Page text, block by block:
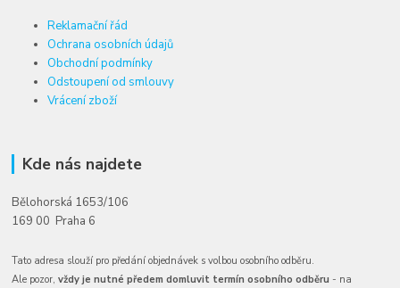
Reklamační řád
Ochrana osobních údajů
Obchodní podmínky
Odstoupení od smlouvy
Vrácení zboží
Kde nás najdete
Bělohorská 1653/106
169 00 Praha 6
Tato adresa slouží pro předání objednávek s volbou osobního odběru.
Ale pozor,vždy je nutné předem domluvit termín osobního odběru - na